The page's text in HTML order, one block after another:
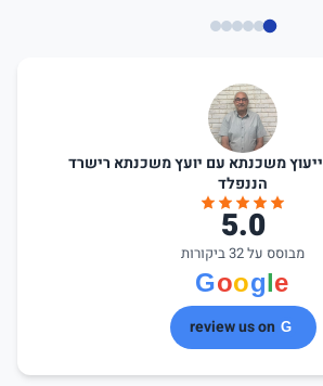
משכנתא עם יועץ משכנתא רישרד
הננפלד
5.0
מבוסס על 32 ביקורות
review us on